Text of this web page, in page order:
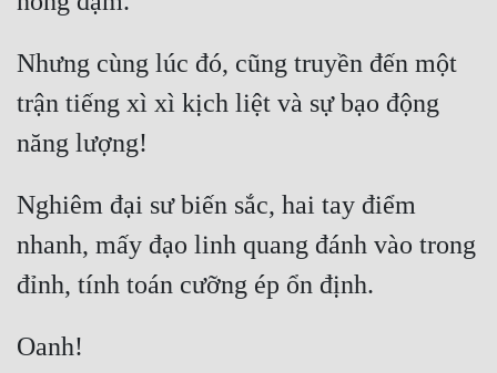
Nhưng cùng lúc đó, cũng truyền đến một
trận tiếng xì xì kịch liệt và sự bạo động
Nghiêm đại sư biến sắc, hai tay điểm
nhanh, mấy đạo linh quang đánh vào trong